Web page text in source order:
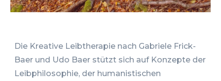
Die Kreative Leibtherapie nach Gabriele Frick-
Baer und Udo Baer stützt sich auf Konzepte der
Leibphilosophie, der humanistischen